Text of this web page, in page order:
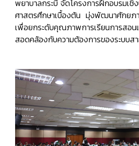
พยาบาลกระบี่ จัดโครงการฝึกอบรมเ
ศาสตรศึกษาเบื้องต้น มุ่งพัฒนาศักยภ
เพื่อยกระดับคุณภาพการเรียนการสอน
สอดคล้องกับความต้องการของระบบส